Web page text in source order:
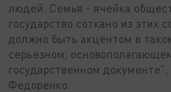
людей. Семья - ячейка
государство соткано из этих
должно быть акцентом в
серьёзном,
государственном
Федоренко.